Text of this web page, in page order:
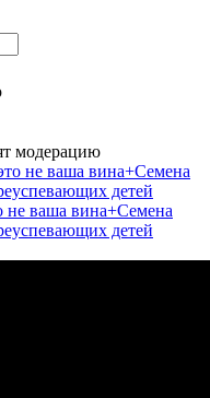
модерацию
не ваша вина+Семена
детей